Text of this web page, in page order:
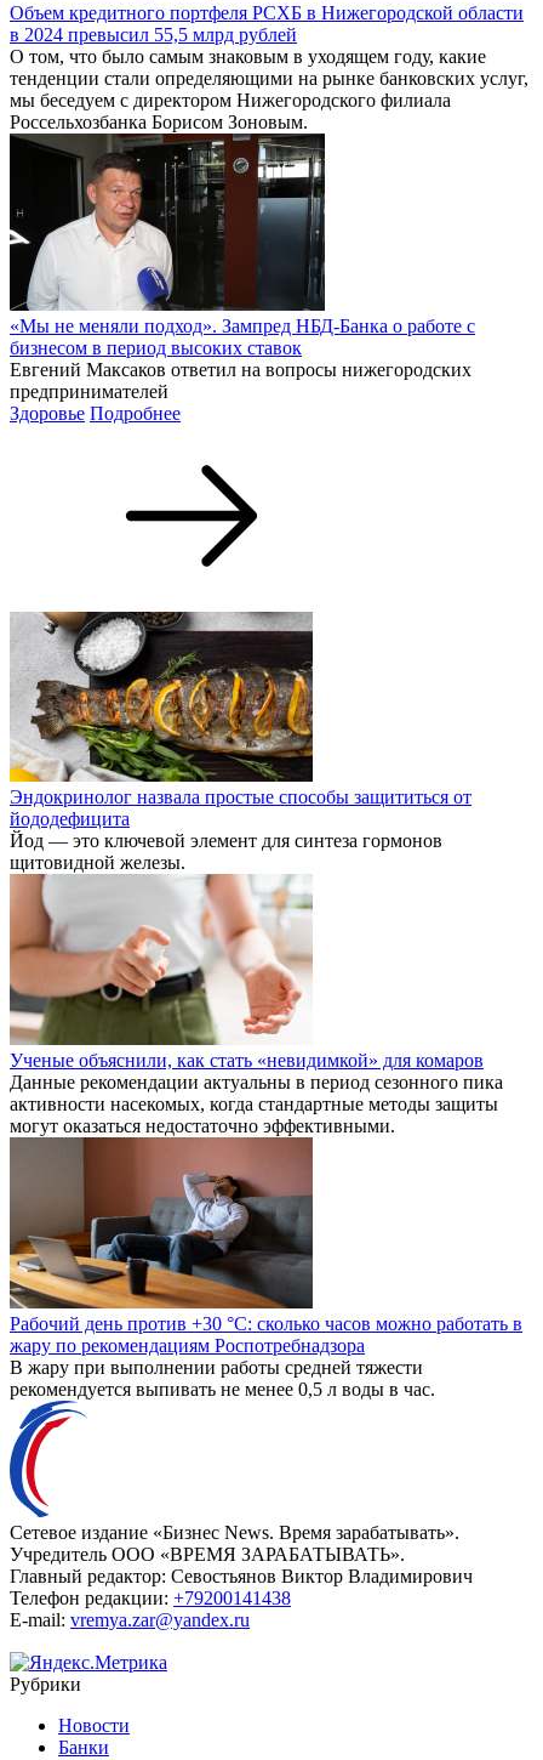
Объем кредитного портфеля РСХБ в Нижегородской области
в 2024 превысил 55,5 млрд рублей
О том, что было самым знаковым в уходящем году, какие
тенденции стали определяющими на рынке банковских услуг,
мы беседуем с директором Нижегородского филиала
Россельхозбанка Борисом Зоновым.
«Мы не меняли подход». Зампред НБД-Банка о работе с
бизнесом в период высоких ставок
Евгений Максаков ответил на вопросы нижегородских
предпринимателей
Здоровье Подробнее
Эндокринолог назвала простые способы защититься от
йододефицита
Йод — это ключевой элемент для синтеза гормонов
щитовидной железы.
Ученые объяснили, как стать «невидимкой» для комаров
Данные рекомендации актуальны в период сезонного пика
активности насекомых, когда стандартные методы защиты
могут оказаться недостаточно эффективными.
Рабочий день против +30 °C: сколько часов можно работать в
жару по рекомендациям Роспотребнадзора
В жару при выполнении работы средней тяжести
рекомендуется выпивать не менее 0,5 л воды в час.
Сетевое издание «Бизнес News. Время зарабатывать».
Учредитель ООО «ВРЕМЯ ЗАРАБАТЫВАТЬ».
Главный редактор: Севостьянов Виктор Владимирович
Телефон редакции: +79200141438
E-mail: vremya.zar@yandex.ru
Рубрики
Новости
Банки